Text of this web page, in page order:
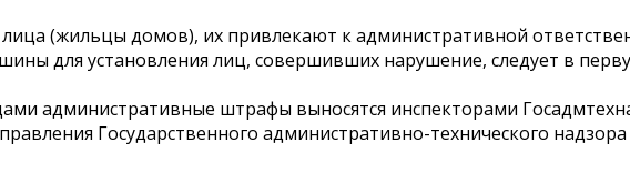
(жильцы домов), их привлекают к административной
для установления лиц, совершивших нарушение, следует в
административные штрафы выносятся инспекторами
Государственного административно-технического надзора